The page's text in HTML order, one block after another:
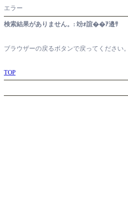
エラー
検索結果がありません。: 竕ｫ諠��ｱ邉ｻ
ブラウザーの戻るボタンで戻ってください。
TOP